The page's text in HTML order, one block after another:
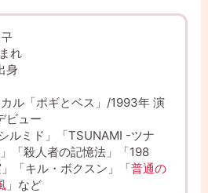
れ
身
ル「ポギとベス」/1993年 演
ビュー
ルミド」「TSUNAMI -ツナ
「殺人者の記憶法」「198
「キル・ボクスン」「普通の
」など